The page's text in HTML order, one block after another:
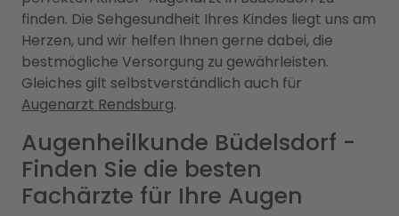
finden. Die Sehgesundheit Ihres Kindes liegt uns am
Herzen, und wir helfen Ihnen gerne dabei, die
bestmögliche Versorgung zu gewährleisten.
Gleiches gilt selbstverständlich auch für
Augenarzt Rendsburg.
Augenheilkunde Büdelsdorf -
Finden Sie die besten
Fachärzte für Ihre Augen